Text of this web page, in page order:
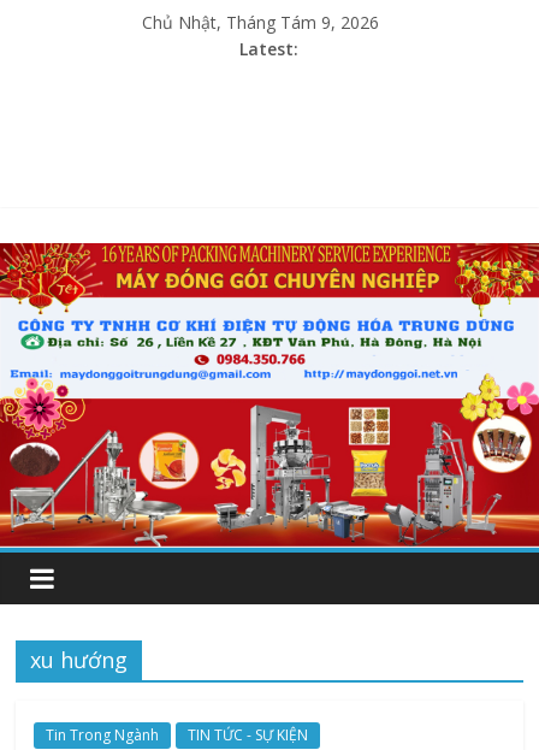
Chủ Nhật, Tháng Tám 9, 2026
Latest:
xu hướng
Tin Trong Ngành TIN TỨC - SỰ KIỆN